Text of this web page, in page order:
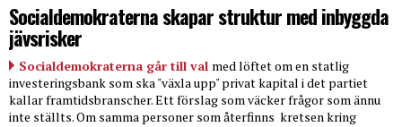
Socialdemokraterna skapar struktur med inbyggda
jävsrisker
Socialdemokraterna går till val med löftet om en statlig
investeringsbank som ska "växla upp" privat kapital i det partiet
kallar framtidsbranscher. Ett förslag som väcker frågor som ännu
inte ställts. Om samma personer som återfinns kretsen kring